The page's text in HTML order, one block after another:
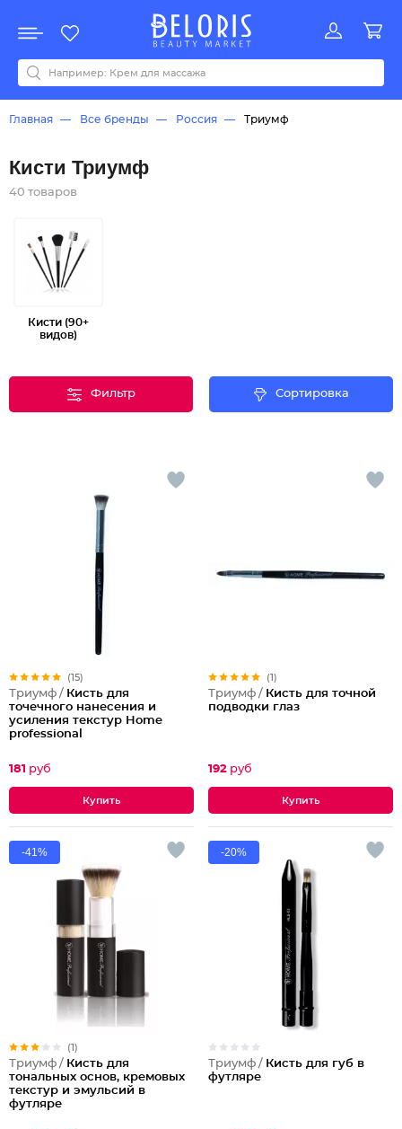
Акции
Все бренды
0-9ABCDEFGHIJKLMNOPQRSTUVWYZАБВДЗИМОКЛНПРСТУФ
Главная Все бренды Россия Триумф
Кисти Триумф
40 товаров
Кисти (90+
видов)
Фильтр Сортировка
(15)
Триумф / Кисть для
точечного нанесения и
усиления текстур Home
professional
181 руб
(1)
Триумф / Кисть для точной
подводки глаз
192 руб
-41%
(1)
Триумф / Кисть для
тональных основ, кремовых
текстур и эмульсий в
футляре
-20%
Триумф / Кисть для губ в
футляре